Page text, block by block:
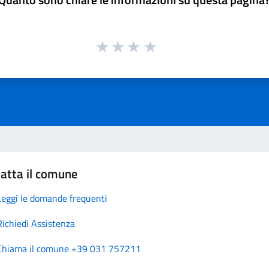
il comune
le domande frequenti
Assistenza
il comune +39 031 757211